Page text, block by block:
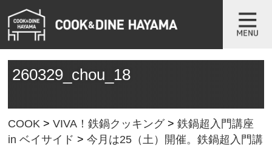
260329_chou_18
COOK >VIVA！鉄鍋クッキング>鉄鍋超入門講座
in ベイサイド >今月は25（土）開催。鉄鍋超入門講